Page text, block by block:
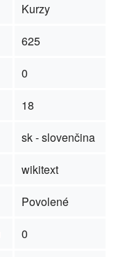
Kurzy
625
0
18
sk - slovenčina
wikitext
Povolené
0